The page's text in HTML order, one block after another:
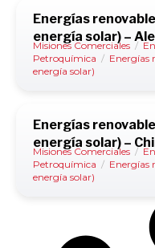
Energías
energía solar) –
Misiones Comerciales /
Petroquímica / Energías
energía solar)
Energías
energía solar) –
Misiones Comerciales /
Petroquímica / Energías
energía solar)